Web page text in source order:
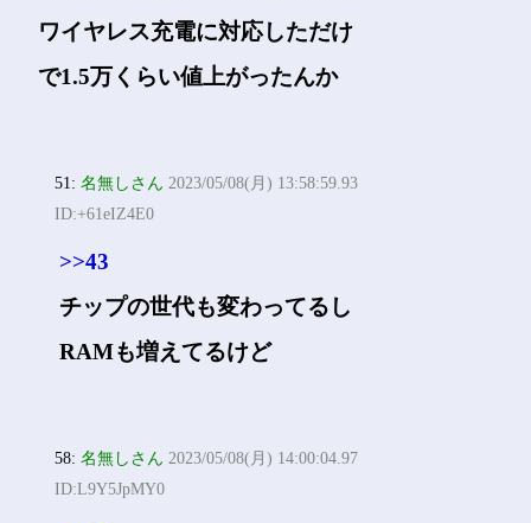
ワイヤレス充電に対応しただけ
で1.5万くらい値上がったんか
51:名無しさん 2023/05/08(月) 13:58:59.93
ID:+61eIZ4E0
>>43
チップの世代も変わってるし
RAMも増えてるけど
58:名無しさん 2023/05/08(月) 14:00:04.97
ID:L9Y5JpMY0